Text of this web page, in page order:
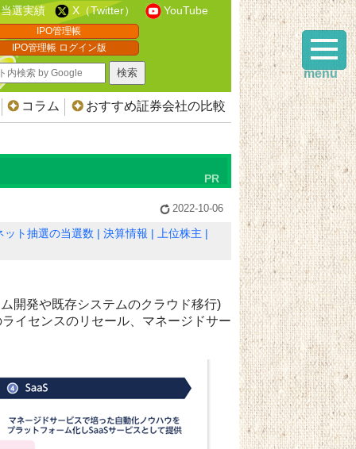
当選実績 X（Twitter） YouTube
IPO管理帳
IPO管理帳 ログイン版
コラム おすすめ証券会社の比較
2022-10-06
ット抽選の当選数 決算情報 上位株主
開発や既存システムのクラウド移行)
イセンスのリセール、マネージドサー
menu